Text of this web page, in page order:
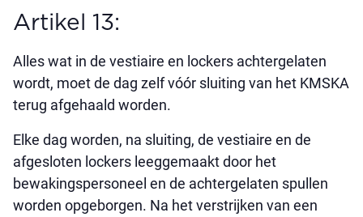
Artikel 13:
Alles wat in de vestiaire en lockers achtergelaten
wordt, moet de dag zelf vóór sluiting van het KMSKA
terug afgehaald worden.
Elke dag worden, na sluiting, de vestiaire en de
afgesloten lockers leeggemaakt door het
bewakingspersoneel en de achtergelaten spullen
worden opgeborgen. Na het verstrijken van een